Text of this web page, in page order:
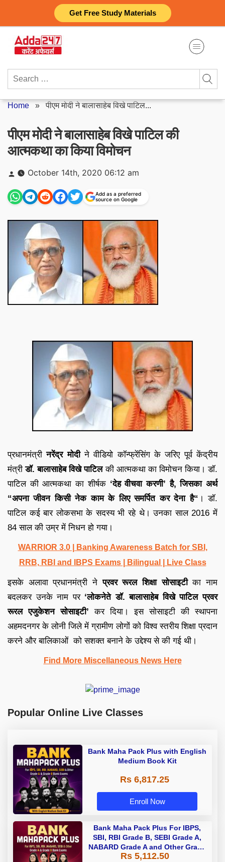
Get Free Study Materials
content
Search
Home »पीएम मोदी ने बालासाहेब विखे पाटिल...
पीएम मोदी ने बालासाहेब विखे पाटिल की
आत्मकथा का किया विमोचन
Posted
by
October 14th, 2020 06:12 am
Add as a preferred
source on Google
प्रधानमंत्रीनरेंद्र मोदीने वीडियो कॉन्फ्रेंसिंग के जरिए पूर्व केंद्रीय
मंत्रीडॉ. बालासाहेब विखे पाटिलकी आत्मकथा का विमोचन किया। डॉ.
पाटिल की आत्मकथा का शीर्षक ‘देह वीचवा करणी’ है, जिसका अर्थ
“अपना जीवन किसी नेक काम के लिए समर्पित कर देनाहै“ । डॉ.
पाटिल कई बार लोकसभा के सदस्य भी रहे थे। उनका साल 2016 में
84 साल की उम्र में निधन हो गया।
WARRIOR 3.0 | Banking Awareness Batch for SBI,
RRB, RBI and IBPS Exams | Bilingual | Live Class
इसके अलावा प्रधानमंत्री नेप्रवर रूरल शिक्षा सोसाइटीका नाम
बदलकर उनके नाम पर ‘लोकनेते डॉ. बालासाहेब विखे पाटिल प्रवर
रूरल एजुकेशन सोसाइटी’ कर दिया। इस सोसाइटी की स्थापना
अहमदनगर के लोनी जिले में ग्रामीण लोगों को विश्व स्तरीय शिक्षा प्रदान
करने और बालिकाओं को सशक्त बनाने के उद्देश्य से की गई थी।
Find More Miscellaneous News Here
Popular Online Live Classes
Bank Maha Pack Plus with English
Medium Book Kit
Rs 6,817.25
Enroll Now
Bank Maha Pack Plus For IBPS,
SBI, RBI Grade B, SEBI Grade A,
NABARD Grade A and Other Grade
A & Grade B Bank Exams
Rs 5,112.50